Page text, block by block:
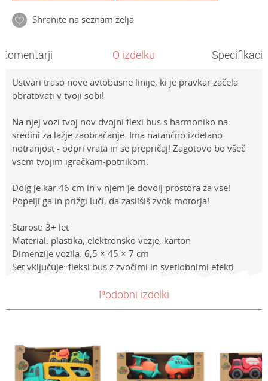
Shranite na seznam želja
Komentarji O izdelku
Ustvari traso nove avtobusne linije, ki je pravkar začela
obratovati v tvoji sobi!
Na njej vozi tvoj nov dvojni flexi bus s harmoniko na
sredini za lažje zaobračanje. Ima natančno izdelano
notranjost - odpri vrata in se prepričaj! Zagotovo bo všeč
vsem tvojim igračkam-potnikom.
Dolg je kar 46 cm in v njem je dovolj prostora za vse!
Popelji ga in prižgi luči, da zaslišiš zvok motorja!
Starost: 3+ let
Material: plastika, elektronsko vezje, karton
Dimenzije vozila: 6,5 × 45 × 7 cm
Set vključuje: fleksi bus z zvočimi in svetlobnimi efekti
VOZILA
Spol
Starost
4-6 let
Sporočilo
Podobni izdelki